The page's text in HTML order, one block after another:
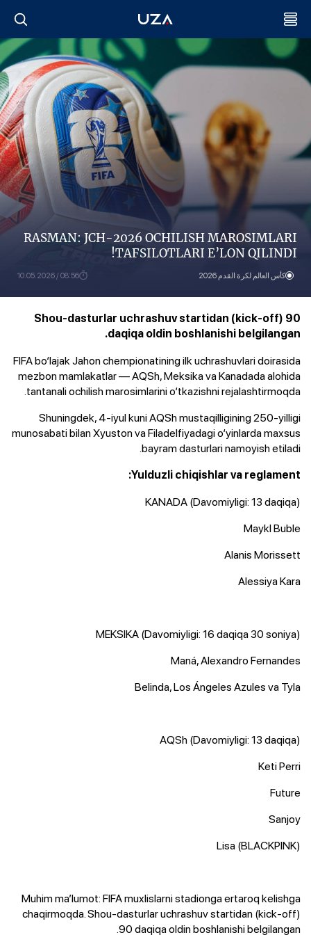
RASMAN: JCH-2026 OCHILISH MAROSIMLARI
TAFSILOTLARI E’LON QILINDI!
كأس العالم لكرة القدم 2026 08:56 / 10.05.2026
Shou-dasturlar uchrashuv startidan (kick-off) 90
daqiqa oldin boshlanishi belgilangan.
​FIFA bo‘lajak Jahon chempionatining ilk uchrashuvlari doirasida
mezbon mamlakatlar — AQSh, Meksika va Kanadada alohida
tantanali ochilish marosimlarini o‘tkazishni rejalashtirmoqda.
​Shuningdek, 4-iyul kuni AQSh mustaqilligining 250-yilligi
munosabati bilan Xyuston va Filadelfiyadagi o‘yinlarda maxsus
bayram dasturlari namoyish etiladi.
​Yulduzli chiqishlar va reglament:
KANADA (Davomiyligi: 13 daqiqa)
Maykl Buble
​Alanis Morissett
​Alessiya Kara
​MEKSIKA (Davomiyligi: 16 daqiqa 30 soniya)
Maná, Alexandro Fernandes
Belinda, Los Ángeles Azules va Tyla
AQSh (Davomiyligi: 13 daqiqa)
Keti Perri
​Future
​Sanjoy
​Lisa (BLACKPINK)
​Muhim ma’lumot: FIFA muxlislarni stadionga ertaroq kelishga
chaqirmoqda. Shou-dasturlar uchrashuv startidan (kick-off)
90 daqiqa oldin boshlanishi belgilangan.